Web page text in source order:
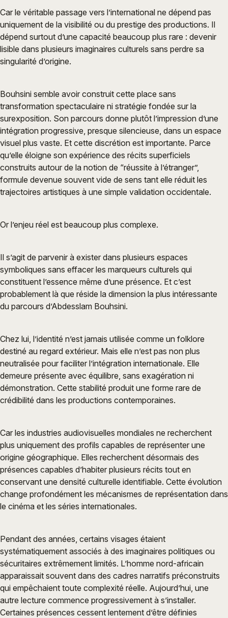
Car le véritable passage vers l’international ne dépend pas
uniquement de la visibilité ou du prestige des productions. Il
dépend surtout d’une capacité beaucoup plus rare : devenir
lisible dans plusieurs imaginaires culturels sans perdre sa
singularité d’origine.
Bouhsini semble avoir construit cette place sans
transformation spectaculaire ni stratégie fondée sur la
surexposition. Son parcours donne plutôt l’impression d’une
intégration progressive, presque silencieuse, dans un espace
visuel plus vaste. Et cette discrétion est importante. Parce
qu’elle éloigne son expérience des récits superficiels
construits autour de la notion de “réussite à l’étranger”,
formule devenue souvent vide de sens tant elle réduit les
trajectoires artistiques à une simple validation occidentale.
Or l’enjeu réel est beaucoup plus complexe.
Il s’agit de parvenir à exister dans plusieurs espaces
symboliques sans effacer les marqueurs culturels qui
constituent l’essence même d’une présence. Et c’est
probablement là que réside la dimension la plus intéressante
du parcours d’Abdesslam Bouhsini.
Chez lui, l’identité n’est jamais utilisée comme un folklore
destiné au regard extérieur. Mais elle n’est pas non plus
neutralisée pour faciliter l’intégration internationale. Elle
demeure présente avec équilibre, sans exagération ni
démonstration. Cette stabilité produit une forme rare de
crédibilité dans les productions contemporaines.
Car les industries audiovisuelles mondiales ne recherchent
plus uniquement des profils capables de représenter une
origine géographique. Elles recherchent désormais des
présences capables d’habiter plusieurs récits tout en
conservant une densité culturelle identifiable. Cette évolution
change profondément les mécanismes de représentation dans
le cinéma et les séries internationales.
Pendant des années, certains visages étaient
systématiquement associés à des imaginaires politiques ou
sécuritaires extrêmement limités. L’homme nord-africain
apparaissait souvent dans des cadres narratifs préconstruits
qui empêchaient toute complexité réelle. Aujourd’hui, une
autre lecture commence progressivement à s’installer.
Certaines présences cessent lentement d’être définies